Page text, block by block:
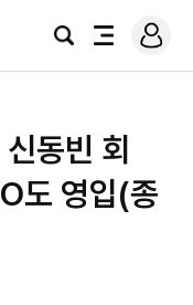
검
전
로
그
동빈 회
도 영입(종